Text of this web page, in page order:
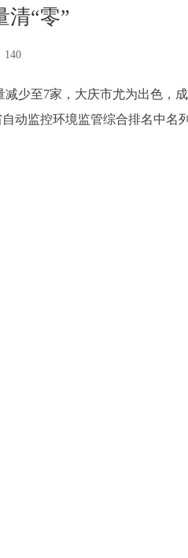
清“零”
140
少至7家，大庆市尤为出色，
动监控环境监管综合排名中名列